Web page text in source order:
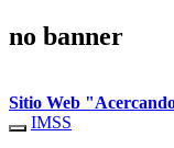
no banner
Sitio Web
Interruptor
IMSS